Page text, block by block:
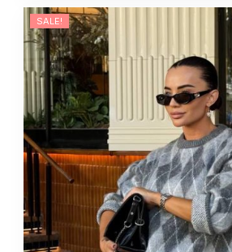
art.
SALE!